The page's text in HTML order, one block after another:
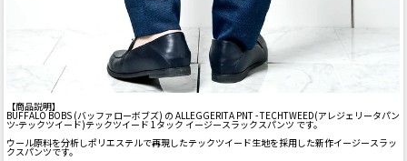
【商品説明】
BUFFALO BOBS (バッファローボブズ) の ALLEGGERITA PNT - TECHTWEED(アレジェリータパン
ツ-テックツイード)テックツイード 1タック イージースラックスパンツ です。
ウール原料を分析しポリエステルで再現したテックツイード生地を採用した新作イージースラッ
クスパンツです。